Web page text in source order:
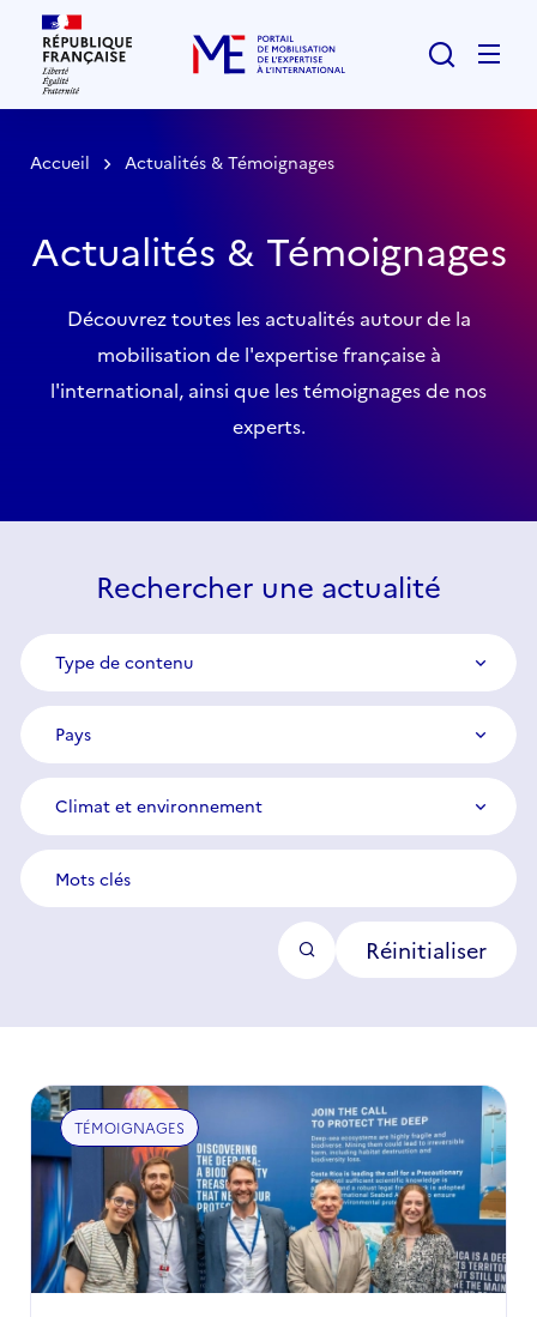
Rechercher
Accueil Actualités & Témoignages
Actualités & Témoignages
Découvrez toutes les actualités autour de la
mobilisation de l'expertise française à
l'international, ainsi que les témoignages de nos
experts.
Rechercher une actualité
Type
de
contenu
Type de contenu
Pays
Pays
Catégorie
Climat et environnement
Mots
clés
Réinitialiser
TÉMOIGNAGES